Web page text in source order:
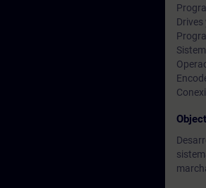
Drives